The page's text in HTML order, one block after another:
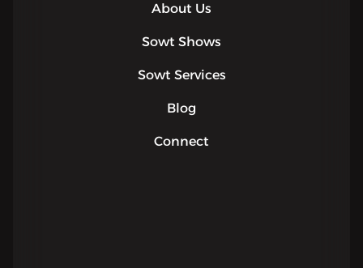
About Us
Sowt Shows
Sowt Services
Blog
Connect